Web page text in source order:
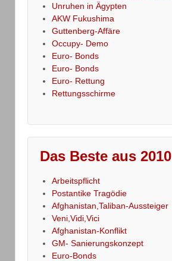
Unruhen in Ägypten
AKW Fukushima
Guttenberg-Affäre
Occupy- Demo
Euro- Bonds
Euro- Bonds
Euro- Rettung
Rettungsschirme
Das Beste aus 2010
Arbeitspflicht
Postantike Tragödie
Afghanistan,Taliban-Aussteiger
Veni,Vidi,Vici
Afghanistan-Konflikt
GM- Sanierungskonzept
Euro-Bonds